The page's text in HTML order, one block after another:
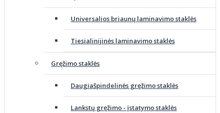
Universalios briaunų laminavimo staklės
Tiesialinijinės laminavimo staklės
Gręžimo staklės
Daugiašpindelinės gręžimo staklės
Lankstų gręžimo - įstatymo staklės